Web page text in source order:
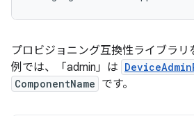
プロビジョニング互換性ライブラリ
例では、「admin」は
ComponentName です。